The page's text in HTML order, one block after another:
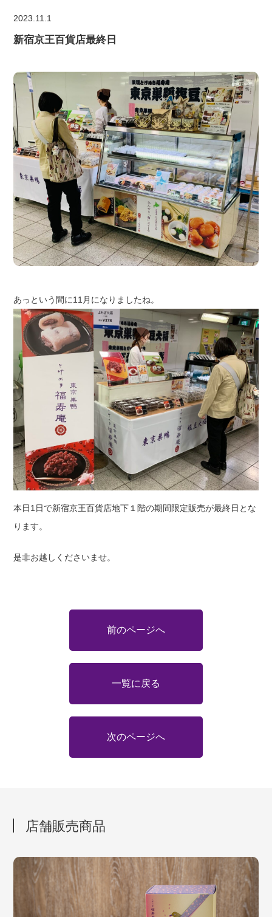
2023.11.1
新宿京王百貨店最終日
あっという間に11月になりましたね。
本日1日で新宿京王百貨店地下１階の期間限定販売が最終日とな
ります。
是非お越しくださいませ。
前のページへ
一覧に戻る
次のページへ
店舗販売商品